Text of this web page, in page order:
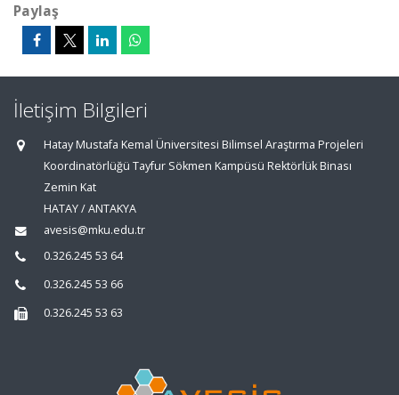
Paylaş
İletişim Bilgileri
Hatay Mustafa Kemal Üniversitesi Bilimsel Araştırma Projeleri
Koordinatörlüğü Tayfur Sökmen Kampüsü Rektörlük Binası
Zemin Kat
HATAY / ANTAKYA
avesis@mku.edu.tr
0.326.245 53 64
0.326.245 53 66
0.326.245 53 63